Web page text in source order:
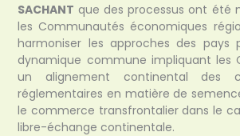
SACHANT que des processus ont été
les Communautés économiques
harmoniser les approches des pays
dynamique commune impliquant les
un alignement continental des
réglementaires en matière de
le commerce transfrontalier dans le
libre-échange continentale.